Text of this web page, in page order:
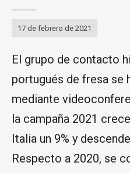
17 de febrero de 2021
El grupo de contacto
portugués de fresa se
mediante
la campaña 2021
Italia un 9% y
Respecto a 2020, se